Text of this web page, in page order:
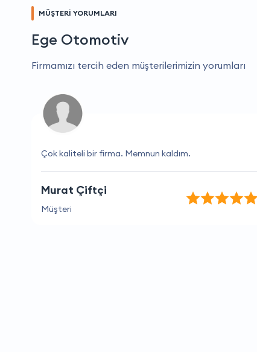
MÜŞTERİ YORUMLARI
Ege Otomotiv
Firmamızı tercih eden müşterilerimizin yorumları
Çok kaliteli bir firma. Memnun kaldım.
Murat Çiftçi
Müşteri